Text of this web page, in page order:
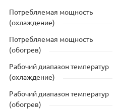
Потребляемая мощность
(охлаждение)
Потребляемая мощность
(обогрев)
Рабочий диапазон температур
(охлаждение)
Рабочий диапазон температур
(обогрев)